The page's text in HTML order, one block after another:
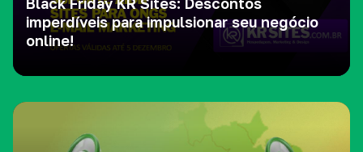
imperdíveis para impulsionar seu negócio
online!